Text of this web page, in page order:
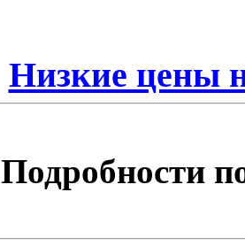
Низкие цены
Подробности